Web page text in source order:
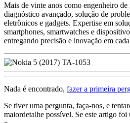
Mais de vinte anos como engenheiro de
diagnóstico avançado, solução de
eletrônicos e gadgets. Expertise em
smartphones, smartwatches e
entregando precisão e inovação em
Nada é encontrado, fazer a primeira
Se tiver uma pergunta, faça-nos, e
maiordetalhe possível. Se este artigo